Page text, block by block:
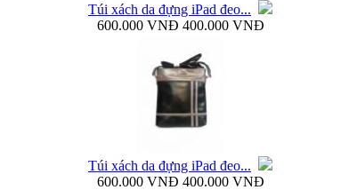
Bao da Samsung Galaxy Note 3 N9000 Baseus Folio
Túi xách da đựng iPad đeo...
600.000 VNĐ 400.000 VNĐ
Túi xách da đựng iPad đeo...
600.000 VNĐ 400.000 VNĐ